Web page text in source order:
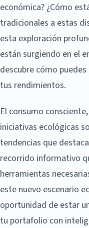
económica? ¿Cómo
tradicionales a estas
esta exploración
están surgiendo en el
descubre cómo
tus rendimientos.
El consumo
iniciativas ecológicas
tendencias que
recorrido informativo
herramientas
este nuevo escenario
oportunidad de estar
tu portafolio con